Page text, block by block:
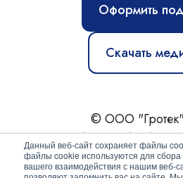
Данный веб-сайт сохраняет файлы
файлы cookie используются для
вашего взаимодействия с нашим веб-
Оформить
Скачать
© ООО
Новости|Статьи|Обзоры